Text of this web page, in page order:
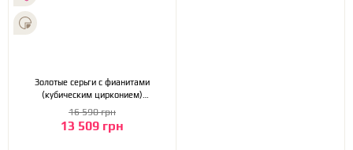
Золотые серьги с фианитами
(кубическим цирконием)
(2б_с-077)
13 509 грн
16 590 грн